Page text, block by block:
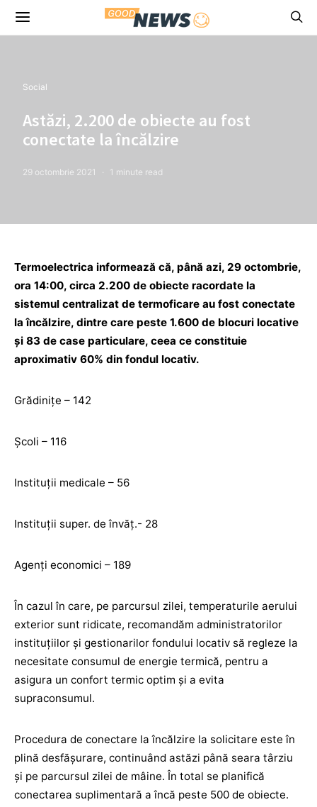
Social
Astăzi, 2.200 de obiecte au fost
conectate la încălzire
29 octombrie 2021 1 minute read
Termoelectrica informează că, până azi, 29 octombrie,
ora 14:00, circa 2.200 de obiecte racordate la
sistemul centralizat de termoficare au fost conectate
la încălzire, dintre care peste 1.600 de blocuri locative
și 83 de case particulare, ceea ce constituie
aproximativ 60% din fondul locativ.
Grădinițe – 142
Școli – 116
Instituții medicale – 56
Instituții super. de învăț.- 28
Agenți economici – 189
În cazul în care, pe parcursul zilei, temperaturile aerului
exterior sunt ridicate, recomandăm administratorilor
instituțiilor și gestionarilor fondului locativ să regleze la
necesitate consumul de energie termică, pentru a
asigura un confort termic optim și a evita
supraconsumul.
Procedura de conectare la încălzire la solicitare este în
plină desfășurare, continuând astăzi până seara târziu
și pe parcursul zilei de mâine. În total se planifică
conectarea suplimentară a încă peste 500 de obiecte.